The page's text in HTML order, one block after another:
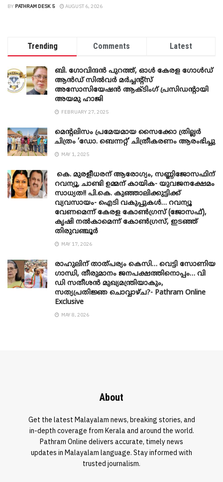
BY PATHRAM DESK 5 AUGUST 6, 2026
Trending Comments Latest
ബി. ​ഗോവിന്ദൻ പുറത്ത്, ഓൾ കേരള ഗോൾഡ്
ആൻഡ് സിൽവർ മർച്ചന്റ്സ്
അസോസിയേഷൻ ആക്ടിംഗ് പ്രസിഡന്റായി
അയമു ഹാജി
FEBRUARY 27, 2025
മെന്‍റലിസം പ്രമേയമായ സൈക്കോ ത്രില്ലർ
ചിത്രം ‘ഡോ. ബെന്നറ്റ്’ ചിത്രീകരണം ആരംഭിച്ചു
MAY 1, 2025
കെ. മുരളീധരന് ആരോഗ്യം, സണ്ണിജോസഫിന്
റവന്യൂ, ചാണ്ടി ഉമ്മന് കായിക- യുവജനക്ഷേമം
സാധ്യത!! പി.കെ. കുഞ്ഞാലിക്കുട്ടിക്ക്
വ്യവസായം- ഐടി വകുപ്പുകൾ… റവന്യൂ
വേണമെന്ന് കേരള കോൺഗ്രസ് (ജോസഫ്),
കൃഷി നൽകാമെന്ന് കോൺഗ്രസ്, ഇടഞ്ഞ്
തിരുവഞ്ചൂർ
MAY 17, 2026
രാഹുലിന് താത്പര്യം കെസി… വെട്ടി സോണിയ
​ഗാന്ധി, തീരുമാനം ജനപക്ഷത്തിനൊപ്പം… വി
ഡി സതീശൻ മുഖ്യമന്ത്രിയാകും,
സത്യപ്രതിജ്ഞ ചൊവ്വാഴ്ച?- Pathram Online
Exclusive
MAY 8, 2026
About
Get the latest Malayalam news, breaking stories, and
in-depth coverage from Kerala and around the world.
Pathram Online delivers accurate, timely news
updates in Malayalam language. Stay informed with
trusted journalism.